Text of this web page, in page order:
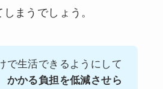
まうでしょう。
で生活できるようにして
かかる負担を低減させら